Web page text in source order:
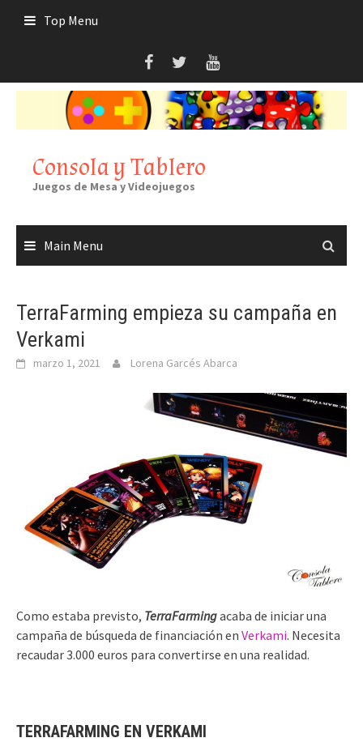
Top Menu
Consola y Tablero
Juegos de Mesa y Videojuegos
Main Menu
TerraFarming empieza su campaña en
Verkami
marzo 1, 2021 Lorena Garcés Abarca
Como estaba previsto, TerraFarmingacaba de iniciar una
campaña de búsqueda de financiación en Verkami. Necesita
recaudar 3.000 euros para convertirse en una realidad.
TERRAFARMING EN VERKAMI